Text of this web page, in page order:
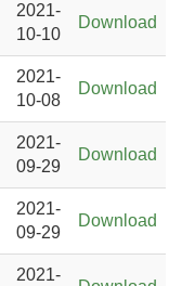
2021-
10-10
Download
2021-
10-08
Download
2021-
09-29
Download
2021-
09-29
Download
2021-